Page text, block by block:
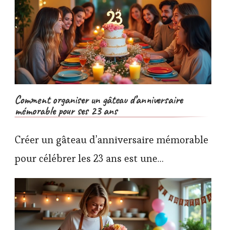
Comment organiser un gâteau d’anniversaire
mémorable pour ses 23 ans
Créer un gâteau d’anniversaire mémorable
pour célébrer les 23 ans est une…